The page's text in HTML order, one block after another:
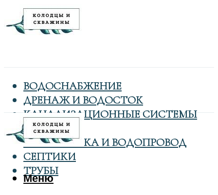
ВОДОСНАБЖЕНИЕ
ДРЕНАЖ И ВОДОСТОК
КАНАЛИЗАЦИОННЫЕ СИСТЕМЫ
КОЛОДЦЫ
САНТЕХНИКА И ВОДОПРОВОД
СЕПТИКИ
ТРУБЫ
Меню